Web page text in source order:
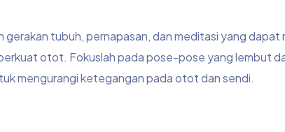
gerakan tubuh, pernapasan, dan meditasi yang
otot. Fokuslah pada pose-pose yang lembut
mengurangi ketegangan pada otot dan sendi.